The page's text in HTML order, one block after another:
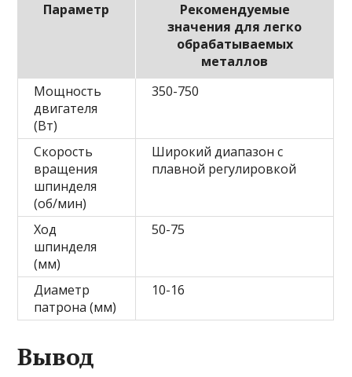
Параметр
Рекомендуемые
значения для легко
обрабатываемых
металлов
Мощность
двигателя
(Вт)
350-750
Скорость
вращения
шпинделя
(об/мин)
Широкий диапазон с
плавной регулировкой
Ход
шпинделя
(мм)
50-75
Диаметр
патрона (мм)
10-16
Вывод